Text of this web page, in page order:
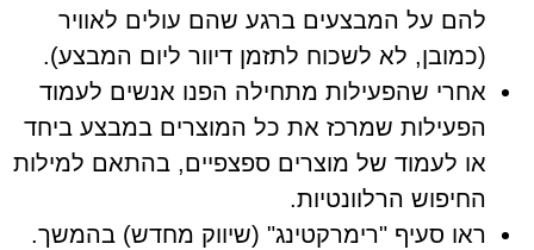
להם על המבצעים ברגע שהם עולים לאוויר
(כמובן, לא לשכוח לתזמן דיוור ליום המבצע).
אחרי שהפעילות מתחילה הפנו אנשים לעמוד
הפעילות שמרכז את כל המוצרים במבצע ביחד
או לעמוד של מוצרים ספצפיים, בהתאם למילות
החיפוש הרלוונטיות.
ראו סעיף "רימרקטינג" (שיווק מחדש) בהמשך.